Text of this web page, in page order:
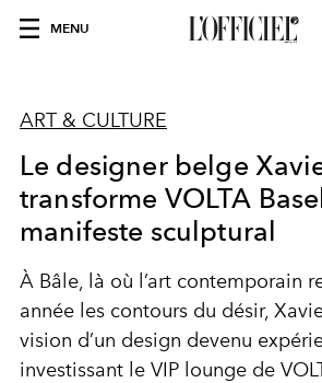
MENU
ART & CULTURE
Le designer belge
transforme VOLTA
manifeste sculptural
À Bâle, là où l’art contemporain
année les contours du désir,
vision d’un design devenu
investissant le VIP lounge de